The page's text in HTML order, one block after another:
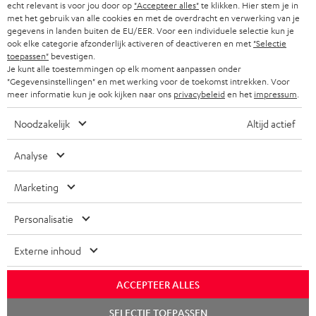
echt relevant is voor jou door op "Accepteer alles"te klikken. Hier stem je in
met het gebruik van alle cookies en met de overdracht en verwerking van je
gegevens in landen buiten de EU/EER. Voor een individuele selectie kun je
ook elke categorie afzonderlijk activeren of deactiveren en met "Selectie
toepassen" bevestigen.
Je kunt alle toestemmingen op elk moment aanpassen onder
"Gegevensinstellingen" en met werking voor de toekomst intrekken. Voor
meer informatie kun je ook kijken naar ons privacybeleiden het impressum
Noodzakelijk Altijd actief
Analyse
Marketing
Personalisatie
Externe inhoud
ACCEPTEER ALLES
SELECTIE TOEPASSEN